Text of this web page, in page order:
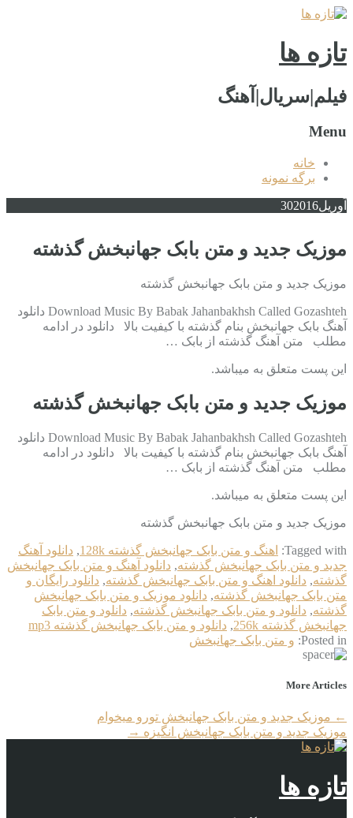
تازه ها
فیلم|سریال|آهنگ
Menu
خانه
برگه نمونه
آوریل 302016
موزیک جدید و متن بابک جهانبخش گذشته
موزیک جدید و متن بابک جهانبخش گذشته
Download Music By Babak Jahanbakhsh Called Gozashteh دانلود
آهنگ بابک جهانبخش بنام گذشته با کیفیت بالا دانلود در ادامه
مطلب متن آهنگ گذشته از بابک …
این پست متعلق به میباشد.
موزیک جدید و متن بابک جهانبخش گذشته
Download Music By Babak Jahanbakhsh Called Gozashteh دانلود
آهنگ بابک جهانبخش بنام گذشته با کیفیت بالا دانلود در ادامه
مطلب متن آهنگ گذشته از بابک …
این پست متعلق به میباشد.
موزیک جدید و متن بابک جهانبخش گذشته
Tagged with: اهنگ و متن بابک جهانبخش گذشته 128k , دانلود آهنگ
جدید و متن بابک جهانبخش گذشته, دانلود آهنگ و متن بابک جهانبخش
گذشته, دانلود اهنگ و متن بابک جهانبخش گذشته, دانلود رایگان و
متن بابک جهانبخش گذشته, دانلود موزیک و متن بابک جهانبخش
گذشته, دانلود و متن بابک جهانبخش گذشته, دانلود و متن بابک
جهانبخش گذشته 256k
, دانلود و متن بابک جهانبخش گذشته mp3
Posted in: و متن بابک جهانبخش
More Articles
← موزیک جدید و متن بابک جهانبخش تورو میخوام
موزیک جدید و متن بابک جهانبخش انگیزه →
تازه ها